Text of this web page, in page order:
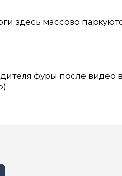
здесь массово
фуры после видео